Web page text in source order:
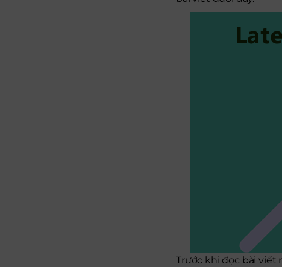
Trước khi đọc bài viết